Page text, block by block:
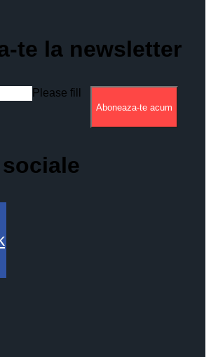
te la newsletter
Please fill
Aboneaza-te acum